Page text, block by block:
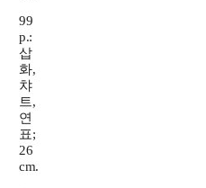
99
p.:
삽
화,
챠
트,
연
표;
26
cm.